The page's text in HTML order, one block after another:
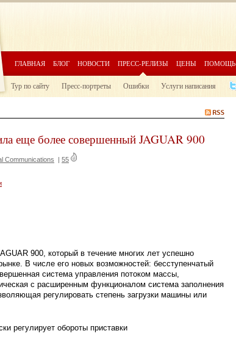
ГЛАВНАЯ БЛОГ НОВОСТИ ПРЕСС-РЕЛИЗЫ ЦЕНЫ ПОМОЩЬ
Тур по сайту Пресс-портреты Ошибки Услуги написания
еще более совершенный JAGUAR 900
Communications | 55
900, который в течение многих лет успешно
В числе его новых возможностей: бесступенчатый
система управления потоком массы,
с расширенным функционалом система заполнения
регулировать степень загрузки машины или
регулирует обороты приставки